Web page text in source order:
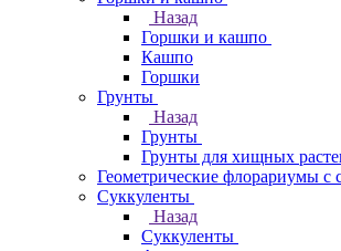
Назад
Горшки и кашпо
Кашпо
Горшки
Грунты
Назад
Грунты
Грунты для хищных
Геометрические флорариумы с
Суккуленты
Назад
Суккуленты